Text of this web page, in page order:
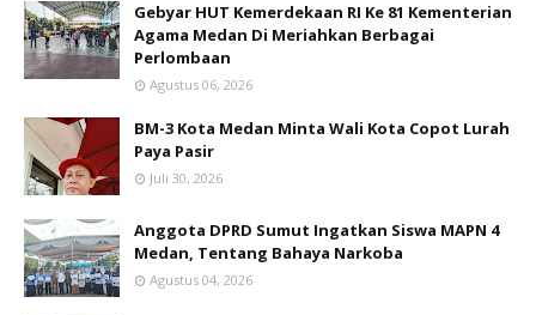
Gebyar HUT Kemerdekaan RI Ke 81 Kementerian
Agama Medan Di Meriahkan Berbagai
Perlombaan
Agustus 06, 2026
BM-3 Kota Medan Minta Wali Kota Copot Lurah
Paya Pasir
Juli 30, 2026
Anggota DPRD Sumut Ingatkan Siswa MAPN 4
Medan, Tentang Bahaya Narkoba
Agustus 04, 2026